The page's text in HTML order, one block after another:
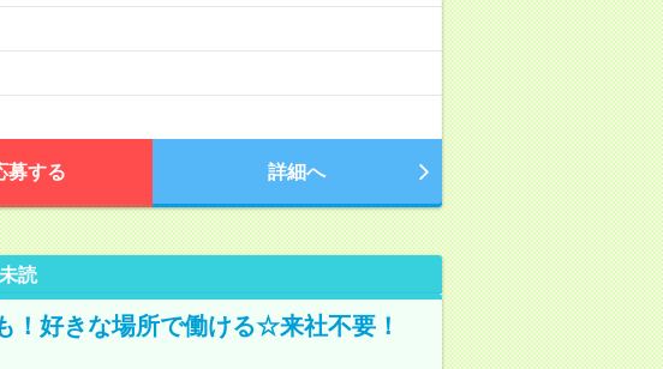
募する 詳細へ
未読
！好きな場所で働ける☆来社不要！